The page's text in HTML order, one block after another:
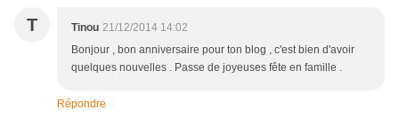
T Tinou 21/12/2014 14:02
Bonjour , bon anniversaire pour ton blog , c'est bien d'avoir
quelques nouvelles . Passe de joyeuses fête en famille .
Répondre